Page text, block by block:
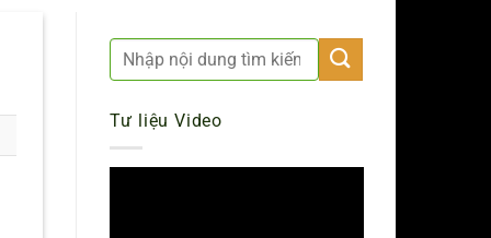
Tư liệu Video